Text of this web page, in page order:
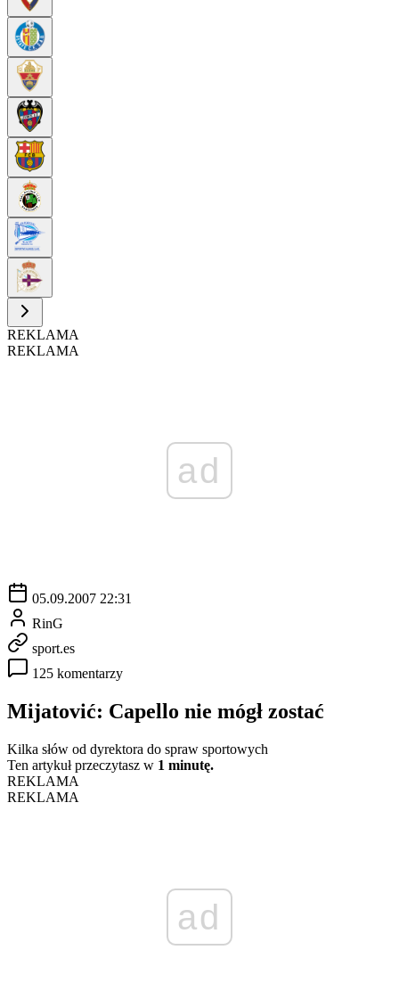
REKLAMA
REKLAMA
ad
05.09.2007 22:31
RinG
sport.es
125 komentarzy
Mijatović: Capello nie mógł zostać
Kilka słów od dyrektora do spraw sportowych
Ten artykuł przeczytasz w 1 minutę.
REKLAMA
REKLAMA
ad